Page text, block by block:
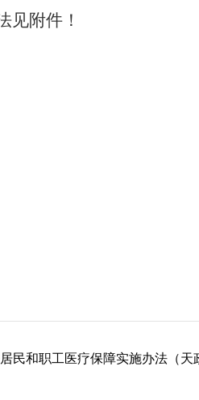
见附件！
民和职工医疗保障实施办法（天